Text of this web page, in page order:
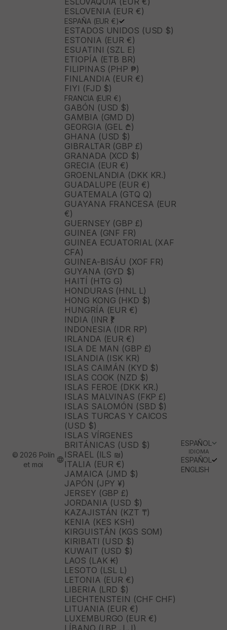
ESLOVENIA (EUR €)
ESPAÑA (EUR €)
ESTADOS UNIDOS (USD $)
ESTONIA (EUR €)
ESUATINI (SZL E)
ETIOPÍA (ETB BR)
FILIPINAS (PHP ₱)
FINLANDIA (EUR €)
FIYI (FJD $)
FRANCIA (EUR €)
GABÓN (USD $)
GAMBIA (GMD D)
GEORGIA (GEL ₾)
GHANA (USD $)
GIBRALTAR (GBP £)
GRANADA (XCD $)
GRECIA (EUR €)
GROENLANDIA (DKK KR.)
GUADALUPE (EUR €)
GUATEMALA (GTQ Q)
GUAYANA FRANCESA (EUR
€)
GUERNSEY (GBP £)
GUINEA (GNF FR)
GUINEA ECUATORIAL (XAF
CFA)
GUINEA-BISÁU (XOF FR)
GUYANA (GYD $)
HAITÍ (HTG G)
HONDURAS (HNL L)
HONG KONG (HKD $)
HUNGRÍA (EUR €)
INDIA (INR ₹)
INDONESIA (IDR RP)
IRLANDA (EUR €)
ISLA DE MAN (GBP £)
ISLANDIA (ISK KR)
ISLAS CAIMÁN (KYD $)
ISLAS COOK (NZD $)
ISLAS FEROE (DKK KR.)
ISLAS MALVINAS (FKP £)
ISLAS SALOMÓN (SBD $)
ISLAS TURCAS Y CAICOS
(USD $)
ISLAS VÍRGENES
BRITÁNICAS (USD $)
ISRAEL (ILS ₪)
ITALIA (EUR €)
JAMAICA (JMD $)
JAPÓN (JPY ¥)
JERSEY (GBP £)
JORDANIA (USD $)
KAZAJISTÁN (KZT ₸)
KENIA (KES KSH)
KIRGUISTÁN (KGS SOM)
KIRIBATI (USD $)
KUWAIT (USD $)
LAOS (LAK ₭)
LESOTO (LSL L)
LETONIA (EUR €)
LIBERIA (LRD $)
LIECHTENSTEIN (CHF CHF)
LITUANIA (EUR €)
LUXEMBURGO (EUR €)
ESPAÑOL
IDIOMA
ESPAÑOL
ENGLISH
© 2026 Polín
et moi